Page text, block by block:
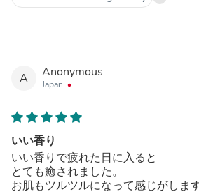
A Anonymous
Japan
いい香り
いい香りで疲れた日に入ると
とても癒されました。
お肌もツルツルになって感じがします